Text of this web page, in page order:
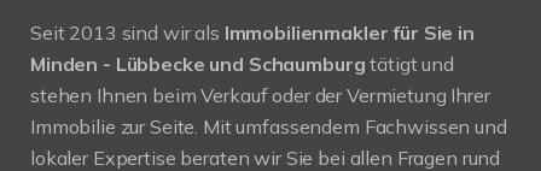
Seit 2013 sind wir als Immobilienmakler für Sie in
Minden - Lübbecke und Schaumburgtätigt und
stehen Ihnen beim Verkauf oder der Vermietung Ihrer
Immobilie zur Seite. Mit umfassendem Fachwissen und
lokaler Expertise beraten wir Sie bei allen Fragen rund